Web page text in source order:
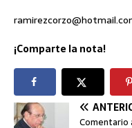
¡Comparte la nota!
Comentario